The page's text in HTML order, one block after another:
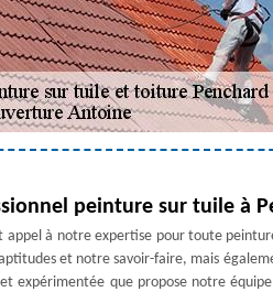
peinture sur tuile à
appel à notre expertise pour toute
et notre savoir-faire, mais
expérimentée que propose notre